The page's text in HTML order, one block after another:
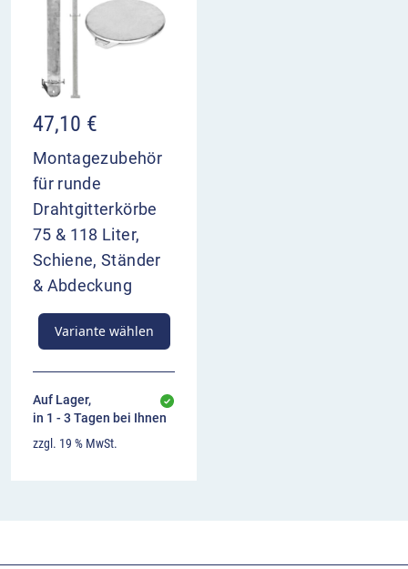
47,10 €
Montagezubehör
für runde
Drahtgitterkörbe
75 & 118 Liter,
Schiene, Ständer
& Abdeckung
Variante wählen
Auf Lager,
in 1 - 3 Tagen bei Ihnen
zzgl. 19 % MwSt.